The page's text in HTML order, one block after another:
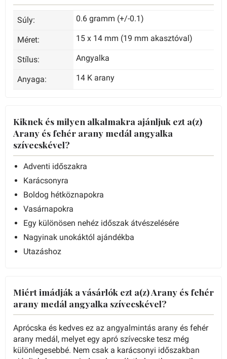
Súly: 0.6 gramm (+/-0.1)
Méret: 15 x 14 mm (19 mm akasztóval)
Stílus: Angyalka
Anyaga: 14 K arany
Kiknek és milyen alkalmakra ajánljuk ezt a(z)
Arany és fehér arany medál angyalka
szívecskével?
Adventi időszakra
Karácsonyra
Boldog hétköznapokra
Vasárnapokra
Egy különösen nehéz időszak átvészelésére
Nagyinak unokáktól ajándékba
Utazáshoz
Miért imádják a vásárlók ezt a(z) Arany és fehér
arany medál angyalka szívecskével?
Aprócska és kedves ez az angyalmintás arany és fehér
arany medál, melyet egy apró szívecske tesz még
különlegesebbé. Nem csak a karácsonyi időszakban